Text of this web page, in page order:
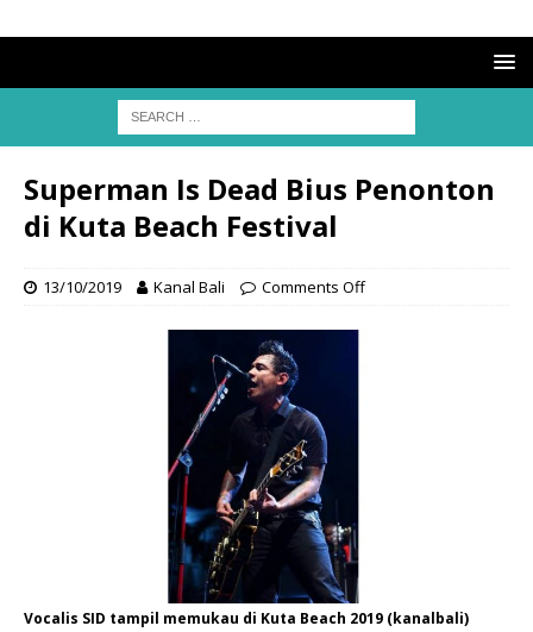
Superman Is Dead Bius Penonton
di Kuta Beach Festival
13/10/2019 Kanal Bali Comments Off
Vocalis SID tampil memukau di Kuta Beach 2019 (kanalbali)